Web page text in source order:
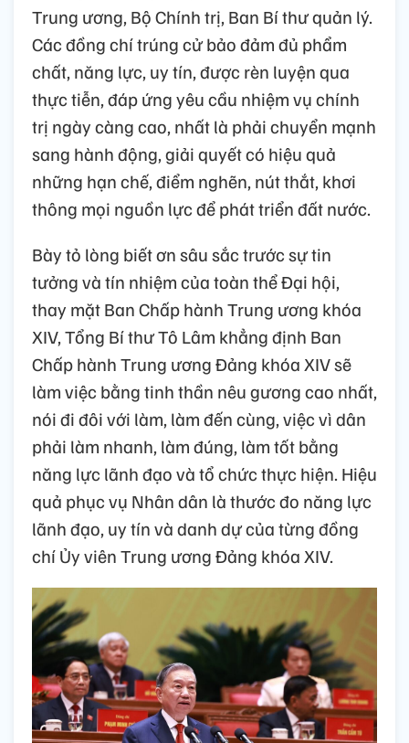
để làm thước đo trong đánh giá, bố trí, sử
dụng cán bộ.
Theo đánh giá của các đại biểu dự Đại hội,
công tác nhân sự được tập trung chuẩn bị
kỹ lưỡng, bảo đảm quy định của Bộ Chính trị
về khung tiêu chuẩn chức danh, tiêu chí
đánh giá cán bộ thuộc diện Ban Chấp hành
Trung ương, Bộ Chính trị, Ban Bí thư quản lý.
Các đồng chí trúng cử bảo đảm đủ phẩm
chất, năng lực, uy tín, được rèn luyện qua
thực tiễn, đáp ứng yêu cầu nhiệm vụ chính
trị ngày càng cao, nhất là phải chuyển mạnh
sang hành động, giải quyết có hiệu quả
những hạn chế, điểm nghẽn, nút thắt, khơi
thông mọi nguồn lực để phát triển đất nước.
Bày tỏ lòng biết ơn sâu sắc trước sự tin
tưởng và tín nhiệm của toàn thể Đại hội,
thay mặt Ban Chấp hành Trung ương khóa
XIV, Tổng Bí thư Tô Lâm khẳng định Ban
Chấp hành Trung ương Đảng khóa XIV sẽ
làm việc bằng tinh thần nêu gương cao nhất,
nói đi đôi với làm, làm đến cùng, việc vì dân
phải làm nhanh, làm đúng, làm tốt bằng
năng lực lãnh đạo và tổ chức thực hiện. Hiệu
quả phục vụ Nhân dân là thước đo năng lực
lãnh đạo, uy tín và danh dự của từng đồng